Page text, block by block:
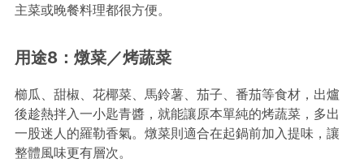
主菜或晚餐料理都很方便。
用途8：燉菜／烤蔬菜
櫛瓜、甜椒、花椰菜、馬鈴薯、茄子、番茄等食材，出爐
後趁熱拌入一小匙青醬，就能讓原本單純的烤蔬菜，多出
一股迷人的羅勒香氣。燉菜則適合在起鍋前加入提味，讓
整體風味更有層次。